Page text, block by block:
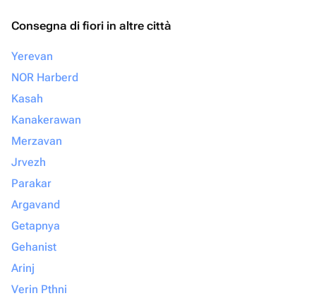
Consegna di fiori in altre città
Yerevan
NOR Harberd
Kasah
Kanakerawan
Merzavan
Jrvezh
Parakar
Argavand
Getapnya
Gehanist
Arinj
Verin Pthni